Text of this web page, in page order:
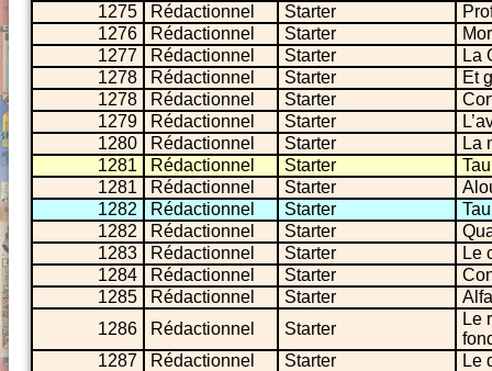
1275
Rédactionnel Starter
1276
Rédactionnel Starter
1277
Rédactionnel Starter
La
1278
Rédactionnel Starter
Et
1278
Rédactionnel Starter
1279
Rédactionnel Starter
1280
Rédactionnel Starter
La
1281
Rédactionnel Starter
1281
Rédactionnel Starter
1282
Rédactionnel Starter
1282
Rédactionnel Starter
1283
Rédactionnel Starter
Le
1284
Rédactionnel Starter
1285
Rédactionnel Starter
1286
Rédactionnel Starter
Le
1287
Rédactionnel Starter
Le